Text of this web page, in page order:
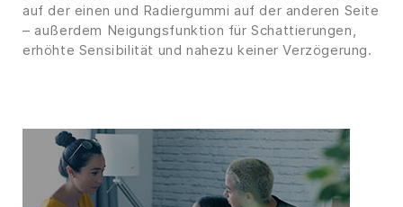
auf der einen und Radiergummi auf der anderen Seite
– außerdem Neigungsfunktion für Schattierungen,
erhöhte Sensibilität und nahezu keiner Verzögerung.